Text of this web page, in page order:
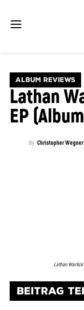
ALBUM REVIEWS
Lathan
EP
By Christopher Wegner
Lathan Warlick
BEITRAG